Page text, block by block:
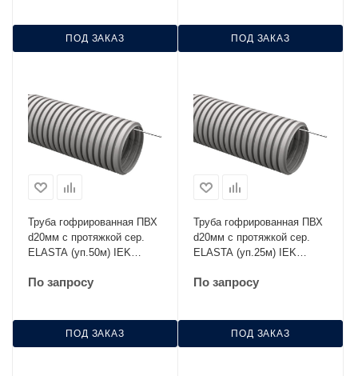
ПОД ЗАКАЗ ПОД ЗАКАЗ
Труба гофрированная ПВХ
d20мм с протяжкой сер.
ELASTA (уп.50м) IEK
По запросу
ПОД ЗАКАЗ
Труба гофрированная ПВХ
d20мм с протяжкой сер.
ELASTA (уп.25м) IEK
По запросу
ПОД ЗАКАЗ